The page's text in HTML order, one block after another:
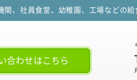
、社員食堂、幼稚園、工場などの
合わせはこちら